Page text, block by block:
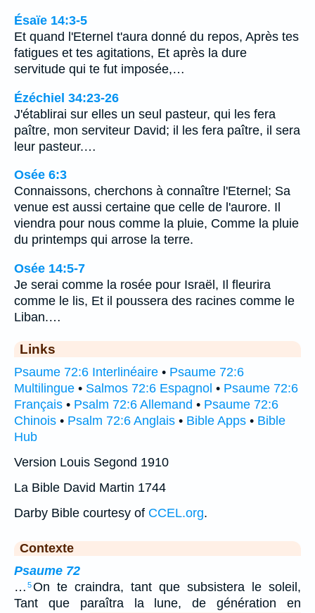
Ésaïe 14:3-5
Et quand l'Eternel t'aura donné du repos, Après tes
fatigues et tes agitations, Et après la dure
servitude qui te fut imposée,…
Ézéchiel 34:23-26
J'établirai sur elles un seul pasteur, qui les fera
paître, mon serviteur David; il les fera paître, il sera
leur pasteur.…
Osée 6:3
Connaissons, cherchons à connaître l'Eternel; Sa
venue est aussi certaine que celle de l'aurore. Il
viendra pour nous comme la pluie, Comme la pluie
du printemps qui arrose la terre.
Osée 14:5-7
Je serai comme la rosée pour Israël, Il fleurira
comme le lis, Et il poussera des racines comme le
Liban.…
Links
Psaume 72:6 Interlinéaire • Psaume 72:6
Multilingue • Salmos 72:6 Espagnol • Psaume 72:6
Français • Psalm 72:6 Allemand • Psaume 72:6
Chinois • Psalm 72:6 Anglais • Bible Apps • Bible
Hub
Version Louis Segond 1910
La Bible David Martin 1744
Darby Bible courtesy of CCEL.org.
Contexte
Psaume 72
… 5On te craindra, tant que subsistera le soleil,
Tant que paraîtra la lune, de génération en